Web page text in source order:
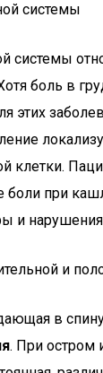
системы
системы
боль в
этих
клетки.
боли при
и
и
в
. При остром